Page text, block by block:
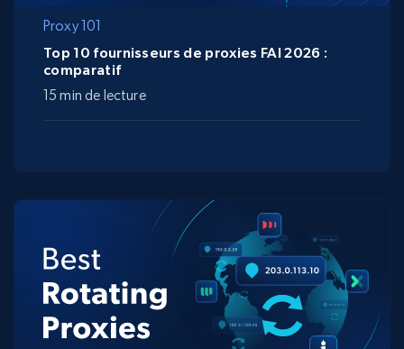
Proxy 101
Top 10 fournisseurs de proxies FAI 2026 :
comparatif
15 min de lecture